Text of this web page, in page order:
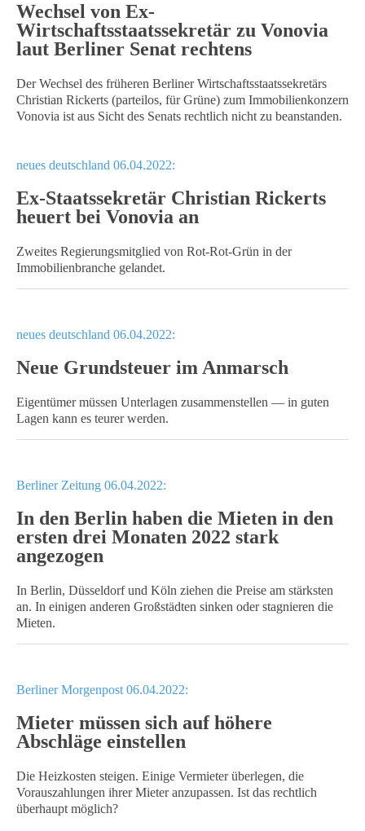
Wechsel von Ex-
Wirtschaftsstaatssekretär zu Vonovia
laut Berliner Senat rechtens
Der Wechsel des früheren Berliner Wirtschaftsstaatssekretärs
Christian Rickerts (parteilos, für Grüne) zum Immobilienkonzern
Vonovia ist aus Sicht des Senats rechtlich nicht zu beanstanden.
neues deutschland 06.04.2022:
Ex-Staatssekretär Christian Rickerts
heuert bei Vonovia an
Zweites Regierungsmitglied von Rot-Rot-Grün in der
Immobilienbranche gelandet.
neues deutschland 06.04.2022:
Neue Grundsteuer im Anmarsch
Eigentümer müssen Unterlagen zusammenstellen — in guten
Lagen kann es teurer werden.
Berliner Zeitung 06.04.2022:
In den Berlin haben die Mieten in den
ersten drei Monaten 2022 stark
angezogen
In Berlin, Düsseldorf und Köln ziehen die Preise am stärksten
an. In einigen anderen Großstädten sinken oder stagnieren die
Mieten.
Berliner Morgenpost 06.04.2022:
Mieter müssen sich auf höhere
Abschläge einstellen
Die Heizkosten steigen. Einige Vermieter überlegen, die
Vorauszahlungen ihrer Mieter anzupassen. Ist das rechtlich
überhaupt möglich?